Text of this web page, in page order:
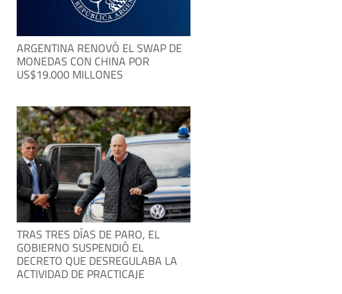
ARGENTINA RENOVÓ EL SWAP DE
MONEDAS CON CHINA POR
US$19.000 MILLONES
TRAS TRES DÍAS DE PARO, EL
GOBIERNO SUSPENDIÓ EL
DECRETO QUE DESREGULABA LA
ACTIVIDAD DE PRACTICAJE